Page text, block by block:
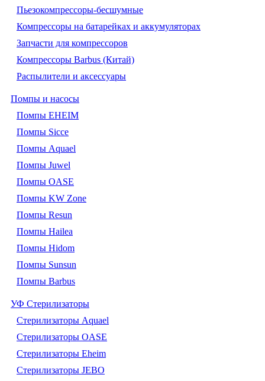
Пьезокомпрессоры-бесшумные
Компрессоры на батарейках и аккумуляторах
Запчасти для компрессоров
Компрессоры Barbus (Китай)
Распылители и аксессуары
Помпы и насосы
Помпы EHEIM
Помпы Sicce
Помпы Aquael
Помпы Juwel
Помпы OASE
Помпы KW Zone
Помпы Resun
Помпы Hailea
Помпы Hidom
Помпы Sunsun
Помпы Barbus
УФ Стерилизаторы
Стерилизаторы Aquael
Стерилизаторы OASE
Стерилизаторы Eheim
Стерилизаторы JEBO